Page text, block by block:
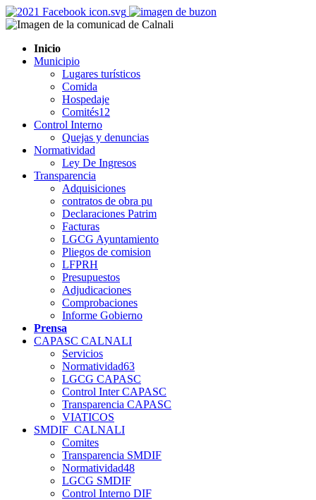
Inicio
Municipio
Lugares turísticos
Comida
Hospedaje
Comités12
Control Interno
Quejas y denuncias
Normatividad
Ley De Ingresos
Transparencia
Adquisiciones
contratos de obra pu
Declaraciones Patrim
Facturas
LGCG Ayuntamiento
Pliegos de comision
LFPRH
Presupuestos
Adjudicaciones
Comprobaciones
Informe Gobierno
Prensa
CAPASC CALNALI
Servicios
Normatividad63
LGCG CAPASC
Control Inter CAPASC
Transparencia CAPASC
VIATICOS
SMDIF_CALNALI
Comites
Transparencia SMDIF
Normatividad48
LGCG SMDIF
Control Interno DIF